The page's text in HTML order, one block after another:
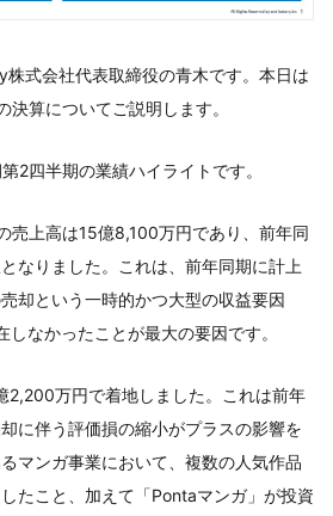
株式会社代表取締役の青木です。本日は
算についてご説明します。
2四半期の業績ハイライトです。
売上高は15億8,100万円であり、前年同
なりました。これは、前年同期に計上
却という一時的かつ大型の収益要因
なかったことが最大の要因です。
2,200万円で着地しました。これは前年
に伴う評価損の縮小がプラスの影響を
マンガ事業において、複数の人気作品
たこと、加えて「Pontaマンガ」が投資